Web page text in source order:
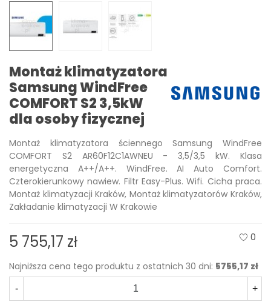
Montaż klimatyzatora
Samsung WindFree
COMFORT S2 3,5kW
dla osoby fizycznej
Montaż klimatyzatora ściennego Samsung WindFree
COMFORT S2 AR60F12C1AWNEU - 3,5/3,5 kW. Klasa
energetyczna A++/A++. WindFree. AI Auto Comfort.
Czterokierunkowy nawiew. Filtr Easy-Plus. Wifi. Cicha praca.
Montaż klimatyzacji Kraków, Montaż klimatyzatorów Kraków,
Zakładanie klimatyzacji W Krakowie
5 755,17 zł 0
Najniższa cena tego produktu z ostatnich 30 dni: 5755,17 zł
- +